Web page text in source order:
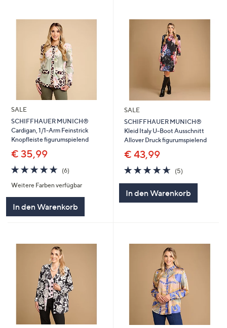
SALE
SCHIFFHAUER MUNICH®
Cardigan, 1/1-Arm Feinstrick
Knopfleiste figurumspielend
€ 35,99
4.7
von
5
(6)
Weitere Farben verfügbar
In den Warenkorb
SALE
SCHIFFHAUER MUNICH®
Kleid Italy U-Boot Ausschnitt
Allover Druck figurumspielend
€ 43,99
4.6
von
5
(5)
In den Warenkorb